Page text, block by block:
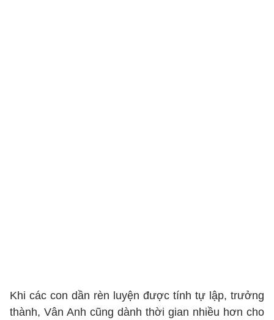
Khi các con dần rèn luyện được tính tự lập, trưởng
thành, Vân Anh cũng dành thời gian nhiều hơn cho